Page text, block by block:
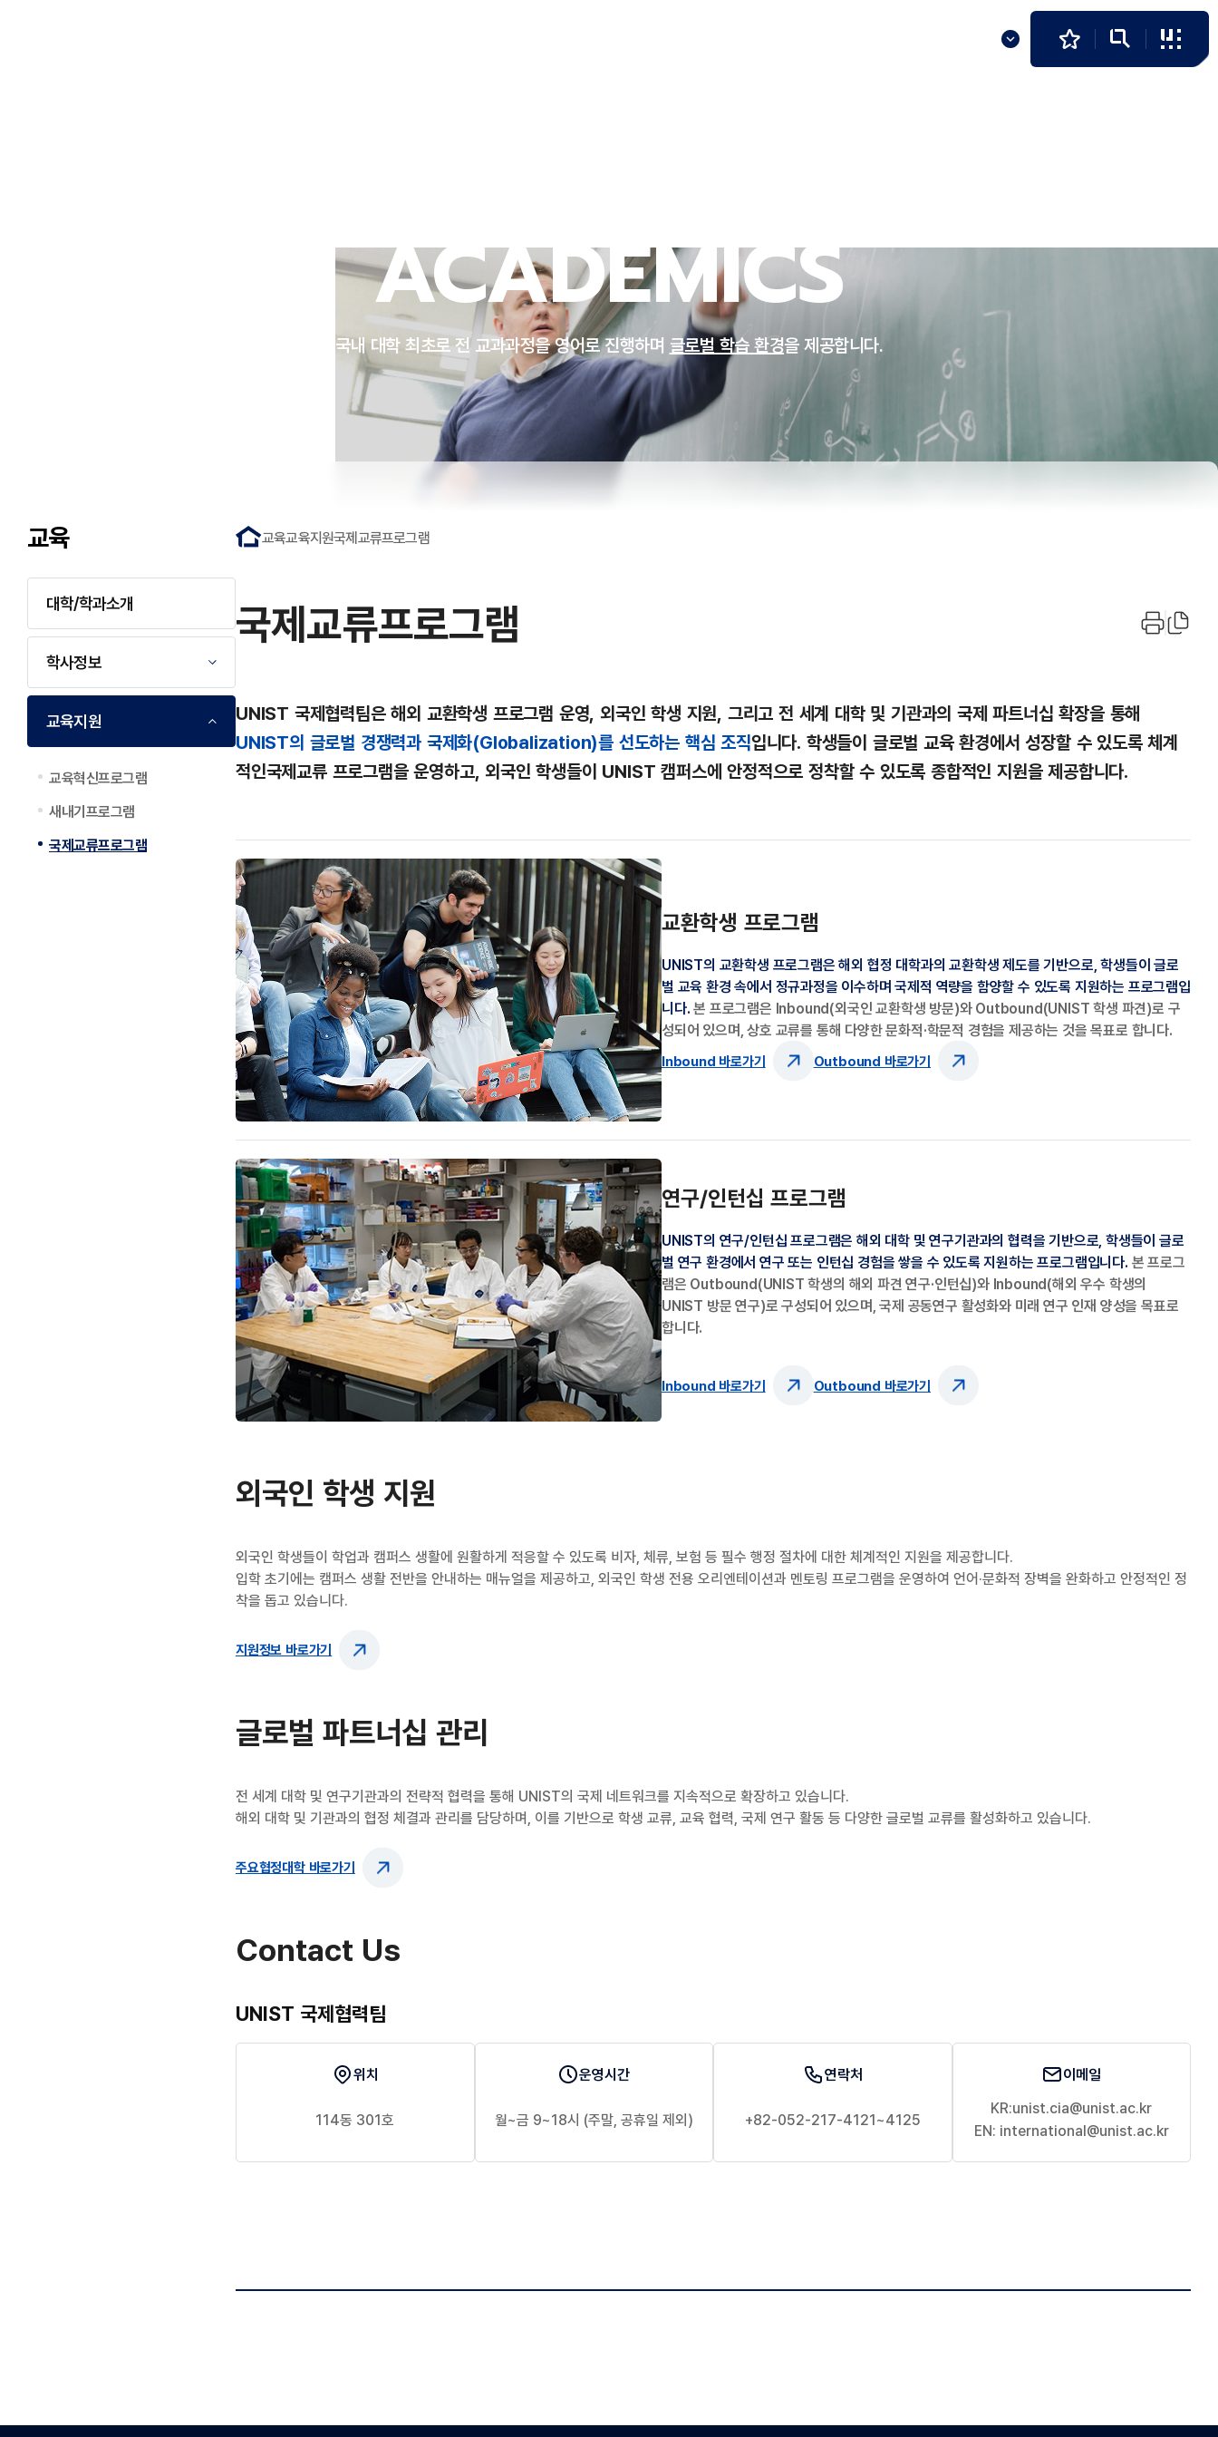
ACADEMICS
국내 대학 최초로 전 교과과정을 영어로 진행하며 글로벌 학습 환경을 제공합니다.
교육
대학/학과소개
학사정보
교육지원
교육혁신프로그램
새내기프로그램
국제교류프로그램
교육교육지원국제교류프로그램
국제교류프로그램
UNIST 국제협력팀은 해외 교환학생 프로그램 운영, 외국인 학생 지원, 그리고 전 세계 대학 및 기관과의 국제 파트너십 확장을 통해
UNIST의 글로벌 경쟁력과 국제화(Globalization)를 선도하는 핵심 조직입니다. 학생들이 글로벌 교육 환경에서 성장할 수 있도록 체계
적인국제교류 프로그램을 운영하고, 외국인 학생들이 UNIST 캠퍼스에 안정적으로 정착할 수 있도록 종합적인 지원을 제공합니다.
교환학생 프로그램
UNIST의 교환학생 프로그램은 해외 협정 대학과의 교환학생 제도를 기반으로, 학생들이 글로
벌 교육 환경 속에서 정규과정을 이수하며 국제적 역량을 함양할 수 있도록 지원하는 프로그램입
니다.본 프로그램은 Inbound(외국인 교환학생 방문)와 Outbound(UNIST 학생 파견)로 구
성되어 있으며, 상호 교류를 통해 다양한 문화적·학문적 경험을 제공하는 것을 목표로 합니다.
Inbound 바로가기 Outbound 바로가기
연구/인턴십 프로그램
UNIST의 연구/인턴십 프로그램은 해외 대학 및 연구기관과의 협력을 기반으로, 학생들이 글로
벌 연구 환경에서 연구 또는 인턴십 경험을 쌓을 수 있도록 지원하는 프로그램입니다. 본 프로그
램은 Outbound(UNIST 학생의 해외 파견 연구·인턴십)와 Inbound(해외 우수 학생의
UNIST 방문 연구)로 구성되어 있으며, 국제 공동연구 활성화와 미래 연구 인재 양성을 목표로
합니다.
Inbound 바로가기 Outbound 바로가기
외국인 학생 지원
외국인 학생들이 학업과 캠퍼스 생활에 원활하게 적응할 수 있도록 비자, 체류, 보험 등 필수 행정 절차에 대한 체계적인 지원을 제공합니다.
입학 초기에는 캠퍼스 생활 전반을 안내하는 매뉴얼을 제공하고, 외국인 학생 전용 오리엔테이션과 멘토링 프로그램을 운영하여 언어·문화적 장벽을 완화하고 안정적인 정
착을 돕고 있습니다.
지원정보 바로가기
글로벌 파트너십 관리
전 세계 대학 및 연구기관과의 전략적 협력을 통해 UNIST의 국제 네트워크를 지속적으로 확장하고 있습니다.
해외 대학 및 기관과의 협정 체결과 관리를 담당하며, 이를 기반으로 학생 교류, 교육 협력, 국제 연구 활동 등 다양한 글로벌 교류를 활성화하고 있습니다.
주요협정대학 바로가기
Contact Us
UNIST 국제협력팀
위치
114동 301호
운영시간
월~금 9~18시 (주말, 공휴일 제외)
연락처
+82-052-217-4121~4125
이메일
KR:unist.cia@unist.ac.kr
EN: international@unist.ac.kr